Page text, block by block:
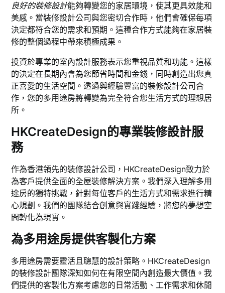
良好的裝修設計能夠轉變您的家居環境，使其更具效能和
美感。當裝修設計公司與您密切合作時，他們會確保每項
決定都符合您的需求和預期。這種合作方式能夠在家居裝
修的整個過程中帶來積極成果。
投資於專業的室內設計服務表示您重視品質和功能。這樣
的決定在長期內會為您節省時間和金錢，同時創造出您真
正喜愛的生活空間。透過與經驗豐富的裝修設計公司合
作，您的多用途房將轉變為完全符合您生活方式的理想居
所。
HKCreateDesign的專業裝修設計服
務
作為香港領先的裝修設計公司，HKCreateDesign致力於
為客戶提供全面的全屋裝修解決方案。我們深入理解多用
途房的獨特挑戰，針對每位客戶的生活方式和需求進行精
心規劃。我們的團隊結合創意與實踐經驗，將您的夢想空
間轉化為現實。
為多用途房提供客製化方案
多用途房需要靈活且聰慧的設計策略。HKCreateDesign
的裝修設計團隊深知如何在有限空間內創造最大價值。我
們提供的客製化方案考慮您的日常活動、工作需求和休閒